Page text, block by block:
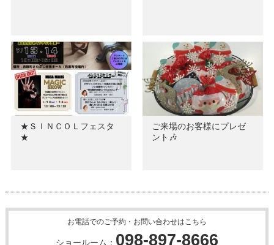
★ＳＩＮＣＯＬフェスタ
★
ご来場のお客様にプレゼ
ント🎶
お電話でのご予約・お問い合わせはこちら
ショールーム： 098-897-8666